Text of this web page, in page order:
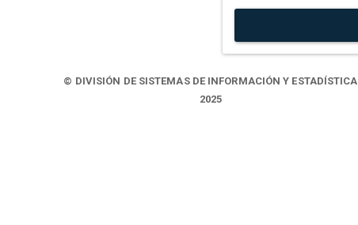
© DIVISIÓN DE SISTEMAS DE INFORMACIÓN Y ESTADÍSTICA
2025